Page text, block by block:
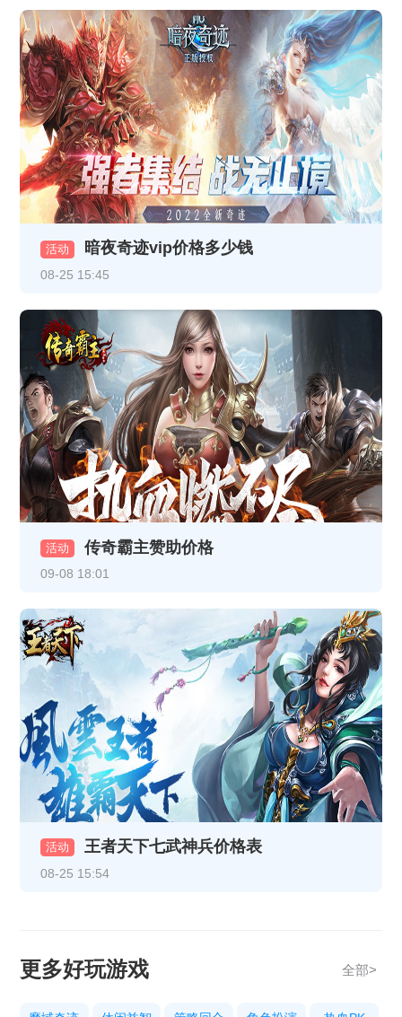
《热血战纪》1月1日-1月3日线下返利
《龙破九天》12月30日10:00-12:00 合服公告
《龙破九天》1月1日10:00-12:00 合服公告
《龙破九天》12月26日10:00-12:00合服公告
《龙破九天》12月23日10:00-12:00合服公告
《至尊传说》线下累充返利活动公告
《至尊传说》VIP介绍
《热血战纪》12月8日合服公告
《龙破九天》线下返利
《乱世诸侯》11月18日合服公告
《乱世诸侯》线下活动
《热血战纪》11月17日+11月19日合服公告
《乱世诸侯》精彩开服活动
《热血战纪》10月29日-10月31日重阳线下返利活动
《天地诸神》10月20日13:00停服维护公告
《热血战纪》10月17日合服公告
《热血战纪》10月14日合服公告
《热血战纪》10月9日合服公告
《传奇时代》10月9号合服公告
《热血战纪》10月3日合服公告
《传奇时代》10月3号合服公告
《热血战纪》9月29日15:30更新公告
活动 暗夜奇迹vip价格多少钱
08-25 15:45
活动 传奇霸主赞助价格
09-08 18:01
活动 王者天下七武神兵价格表
08-25 15:54
更多好玩游戏 全部>